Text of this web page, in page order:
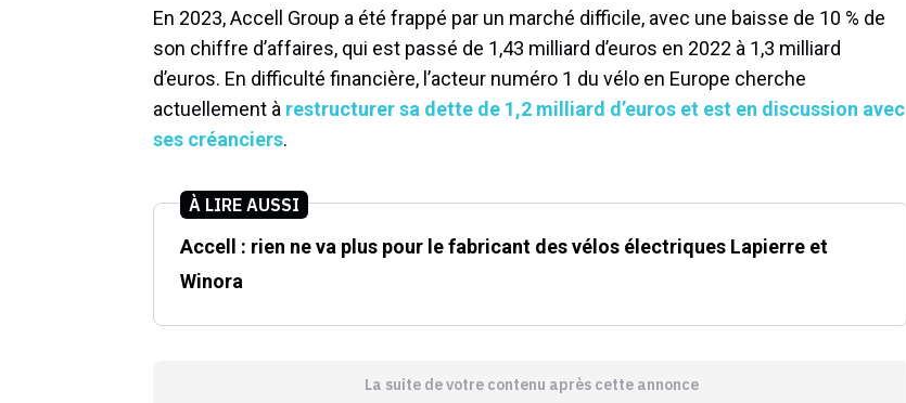
En 2023, Accell Group a été frappé par un marché difficile, avec une baisse de 10 % de
son chiffre d’affaires, qui est passé de 1,43 milliard d’euros en 2022 à 1,3 milliard
d’euros. En difficulté financière, l’acteur numéro 1 du vélo en Europe cherche
actuellement à restructurer sa dette de 1,2 milliard d’euros et est en discussion avec
ses créanciers.
À LIRE AUSSI
Accell : rien ne va plus pour le fabricant des vélos électriques Lapierre et
Winora
La suite de votre contenu après cette annonce